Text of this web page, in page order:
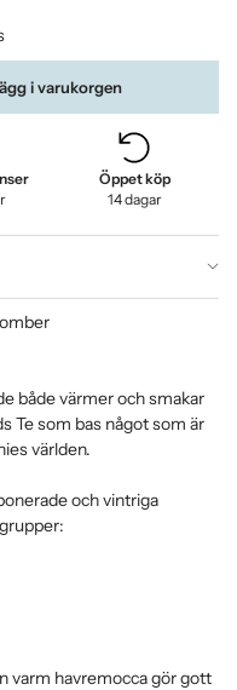
i varukorgen
Öppet köp
14 dagar
både värmer och smakar
Te som bas något som är
världen.
och vintriga
varm havremocca gör gott